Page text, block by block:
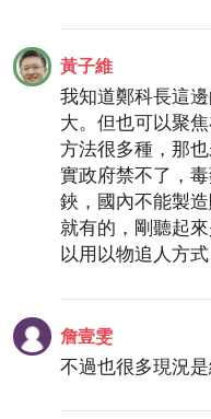
黃子維
我知道鄭科長這
大。但也可以聚
方法很多種，那
實政府禁不了，
鋏，國內不能製
就有的，剛聽起
以用以物追人方
詹壹雯
不過也很多現況